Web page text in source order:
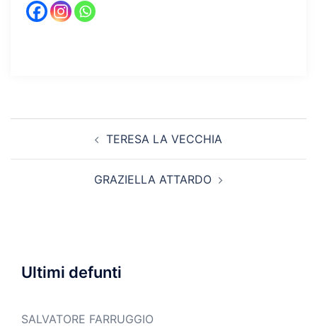
TERESA LA VECCHIA
GRAZIELLA ATTARDO
Ultimi defunti
SALVATORE FARRUGGIO